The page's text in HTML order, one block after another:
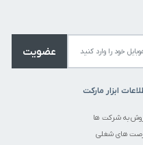
عضویت
ابزار مارکت
به شرکت ها
های شغلی